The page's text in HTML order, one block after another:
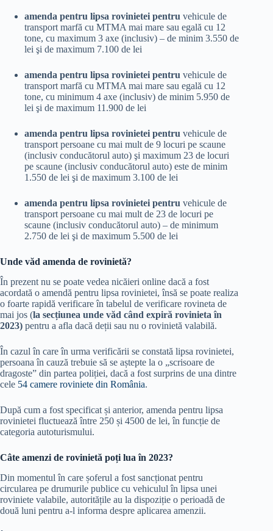
amenda pentru lipsa rovinietei pentru vehicule de
transport marfă cu MTMA mai mare sau egală cu 12
tone, cu maximum 3 axe (inclusiv) – de minim 3.550 de
lei şi de maximum 7.100 de lei
amenda pentru lipsa rovinietei pentru vehicule de
transport marfă cu MTMA mai mare sau egală cu 12
tone, cu minimum 4 axe (inclusiv) de minim 5.950 de
lei şi de maximum 11.900 de lei
amenda pentru lipsa rovinietei pentru vehicule de
transport persoane cu mai mult de 9 locuri pe scaune
(inclusiv conducătorul auto) şi maximum 23 de locuri
pe scaune (inclusiv conducătorul auto) este de minim
1.550 de lei şi de maximum 3.100 de lei
amenda pentru lipsa rovinietei pentru vehicule de
transport persoane cu mai mult de 23 de locuri pe
scaune (inclusiv conducătorul auto) – de minimum
2.750 de lei şi de maximum 5.500 de lei
Unde văd amenda de rovinietă?
În prezent nu se poate vedea nicăieri online dacă a fost
acordată o amendă pentru lipsa rovinietei, însă se poate realiza
o foarte rapidă verificare în tabelul de verificare rovineta de
mai jos (la secțiunea unde văd când expiră rovinieta în
2023) pentru a afla dacă deții sau nu o rovinietă valabilă.
În cazul în care în urma verificării se constată lipsa rovinietei,
persoana în cauză trebuie să se aștepte la o „scrisoare de
dragoste” din partea poliției, dacă a fost surprins de una dintre
cele 54 camere roviniete din România.
După cum a fost specificat și anterior, amenda pentru lipsa
rovinietei fluctuează între 250 și 4500 de lei, în funcție de
categoria autoturismului.
Câte amenzi de rovinietă poți lua în 2023?
Din momentul în care șoferul a fost sancționat pentru
circularea pe drumurile publice cu vehiculul în lipsa unei
roviniete valabile, autoritățile au la dispoziție o perioadă de
două luni pentru a-l informa despre aplicarea amenzii.